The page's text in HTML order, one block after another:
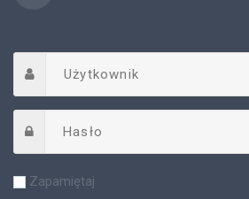
Zapamiętaj